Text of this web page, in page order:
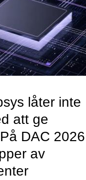
låter inte
att ge
DAC 2026
av